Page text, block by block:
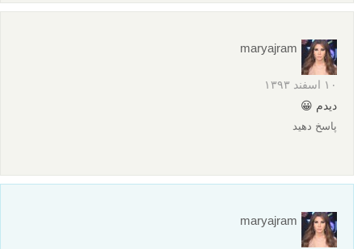
maryajram
۱۰ اسفند ۱۳۹۳
دیدم 😀
پاسخ دهید
maryajram